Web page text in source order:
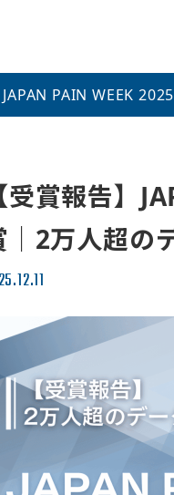
JAPAN PAIN WEEK
【受賞報告】
｜2万人超の